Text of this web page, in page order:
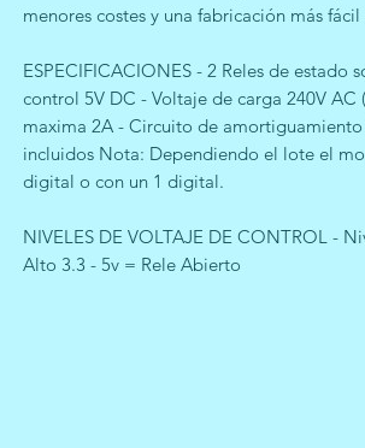
menores costes y una fabricación más
ESPECIFICACIONES - 2 Reles de
control 5V DC - Voltaje de carga 240V AC
maxima 2A - Circuito de
incluidos Nota: Dependiendo el lote el
digital o con un 1 digital.
NIVELES DE VOLTAJE DE CONTROL -
Alto 3.3 - 5v = Rele Abierto